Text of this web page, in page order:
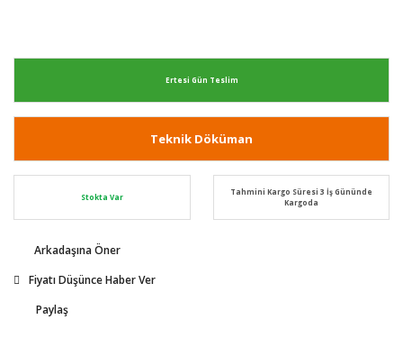
Ertesi Gün Teslim
Teknik Döküman
Stokta Var
Tahmini Kargo Süresi 3 İş Gününde
Kargoda
Arkadaşına Öner
Fiyatı Düşünce Haber Ver
Paylaş